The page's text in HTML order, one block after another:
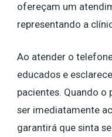
ofereçam um
representando a
Ao atender o
educados e
pacientes. Quando o
ser imediatamente
garantirá que sinta